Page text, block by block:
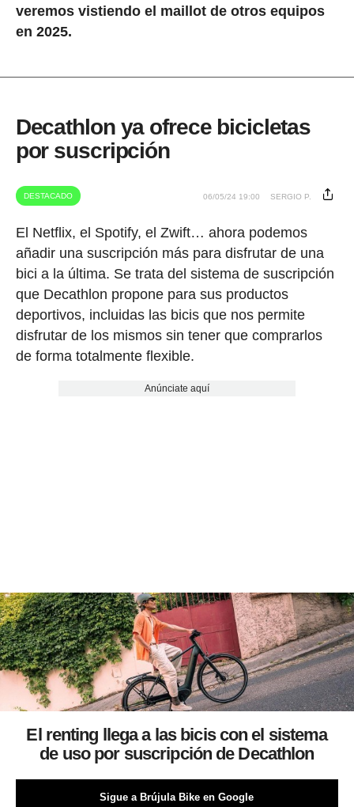
veremos vistiendo el maillot de otros equipos
en 2025.
Decathlon ya ofrece bicicletas
por suscripción
DESTACADO 06/05/24 19:00 SERGIO P.
El Netflix, el Spotify, el Zwift… ahora podemos
añadir una suscripción más para disfrutar de una
bici a la última. Se trata del sistema de suscripción
que Decathlon propone para sus productos
deportivos, incluidas las bicis que nos permite
disfrutar de los mismos sin tener que comprarlos
de forma totalmente flexible.
Anúnciate aquí
El renting llega a las bicis con el sistema
de uso por suscripción de Decathlon
Sigue a Brújula Bike en Google